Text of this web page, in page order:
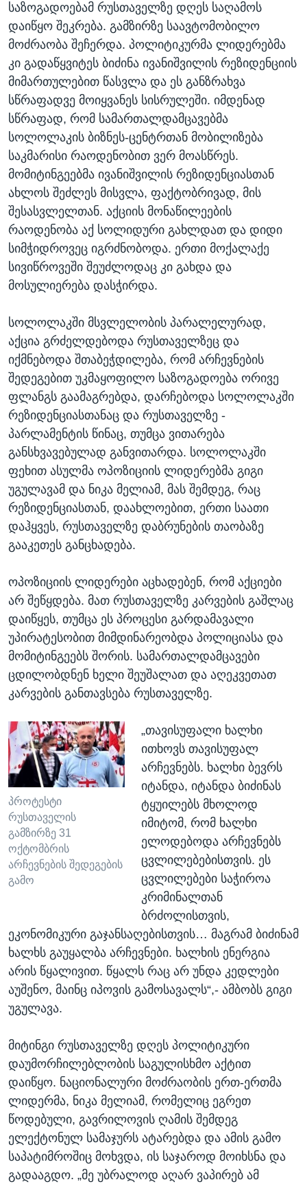
საზოგადოებამ რუსთაველზე დღეს საღამოს
დაიწყო შეკრება. გამზირზე საავტომობილო
მოძრაობა შეჩერდა. პოლიტიკურმა ლიდერებმა
კი გადაწყვიტეს ბიძინა ივანიშვილის რეზიდენციის
მიმართულებით წასვლა და ეს განზრახვა
სწრაფადვე მოიყვანეს სისრულეში. იმდენად
სწრაფად, რომ სამართალდამცავებმა
სოლოლაკის ბიზნეს-ცენტრთან მობილიზება
საკმარისი რაოდენობით ვერ მოასწრეს.
მომიტინგეებმა ივანიშვილის რეზიდენციასთან
ახლოს შეძლეს მისვლა, ფაქტობრივად, მის
შესასვლელთან. აქციის მონაწილეების
რაოდენობა აქ სოლიდური გახლდათ და დიდი
სიმჭიდროვეც იგრძნობოდა. ერთი მოქალაქე
სივიწროვეში შეუძლოდაც კი გახდა და
მოსულიერება დასჭირდა.
სოლოლაკში მსვლელობის პარალელურად,
აქცია გრძელდებოდა რუსთაველზეც და
იქმნებოდა შთაბეჭდილება, რომ არჩევნების
შედეგებით უკმაყოფილო საზოგადოება ორივე
ფლანგს გაამაგრებდა, დარჩებოდა სოლოლაკში
რეზიდენციასთანაც და რუსთაველზე -
პარლამენტის წინაც, თუმცა ვითარება
განსხვავებულად განვითარდა. სოლოლაკში
ფეხით ასულმა ოპოზიციის ლიდერებმა გიგი
უგულავამ და ნიკა მელიამ, მას შემდეგ, რაც
რეზიდენციასთან, დაახლოებით, ერთი საათი
დაჰყვეს, რუსთაველზე დაბრუნების თაობაზე
გააკეთეს განცხადება.
ოპოზიციის ლიდერები აცხადებენ, რომ აქციები
არ შეწყდება. მათ რუსთაველზე კარვების გაშლაც
დაიწყეს, თუმცა ეს პროცესი გარდამავალი
უპირატესობით მიმდინარეობდა პოლიციასა და
მომიტინგეებს შორის. სამართალდამცავები
ცდილობდნენ ხელი შეუშალათ და აღეკვეთათ
კარვების განთავსება რუსთაველზე.
პროტესტი
რუსთაველის
გამზირზე 31
ოქტომბრის
არჩევნების შედეგების
გამო
„თავისუფალი ხალხი
ითხოვს თავისუფალ
არჩევნებს. ხალხი ბევრს
იტანდა, იტანდა ბიძინას
ტყუილებს მხოლოდ
იმიტომ, რომ ხალხი
ელოდებოდა არჩევნებს
ცვლილებებისთვის. ეს
ცვლილებები საჭიროა
კრიმინალთან
ბრძოლისთვის,
ეკონომიკური გაჯანსაღებისთვის… მაგრამ ბიძინამ
ხალხს გაუყალბა არჩევნები. ხალხის ენერგია
არის წყალივით. წყალს რაც არ უნდა კედლები
აუშენო, მაინც იპოვის გამოსავალს“,- ამბობს გიგი
უგულავა.
მიტინგი რუსთაველზე დღეს პოლიტიკური
დაუმორჩილებლობის საგულისხმო აქტით
დაიწყო. ნაციონალური მოძრაობის ერთ-ერთმა
ლიდერმა, ნიკა მელიამ, რომელიც ეგრეთ
წოდებული, გავრილოვის ღამის შემდეგ
ელექტონულ სამაჯურს ატარებდა და ამის გამო
საპატიმროშიც მოხვდა, ის საჯაროდ მოიხსნა და
გადააგდო. „მე უბრალოდ აღარ ვაპირებ ამ